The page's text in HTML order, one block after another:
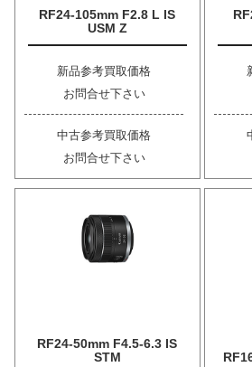
RF24-105mm F2.8 L IS
USM Z
新品参考買取価格
お問合せ下さい
中古参考買取価格
お問合せ下さい
RF24-50mm F4.5-6.3 IS
STM